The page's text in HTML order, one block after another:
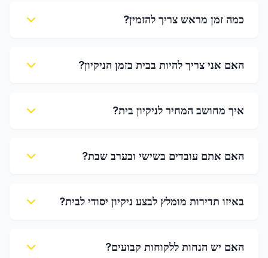
כמה זמן מראש צריך להזמין?
האם אני צריך להיות בבית בזמן הניקיון?
איך מחושב המחיר לניקיון בית?
האם אתם עובדים בשישי ובערב שבת?
באיזו תדירות מומלץ לבצע ניקיון יסודי לבית?
האם יש הנחות ללקוחות קבועים?